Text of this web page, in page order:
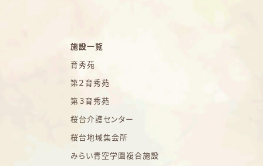
施設一覧
育秀苑
第２育秀苑
第３育秀苑
桜台介護センター
桜台地域集会所
みらい青空学園複合施設